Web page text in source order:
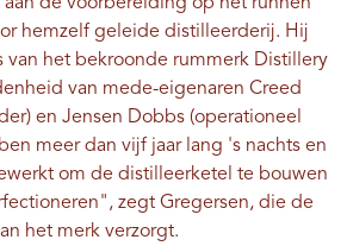
hemzelf geleide distilleerderij. Hij
van het bekroonde rummerk Distillery
van mede-eigenaren Creed
en Jensen Dobbs (operationeel
meer dan vijf jaar lang 's nachts en
om de distilleerketel te bouwen
zegt Gregersen, die de
het merk verzorgt.